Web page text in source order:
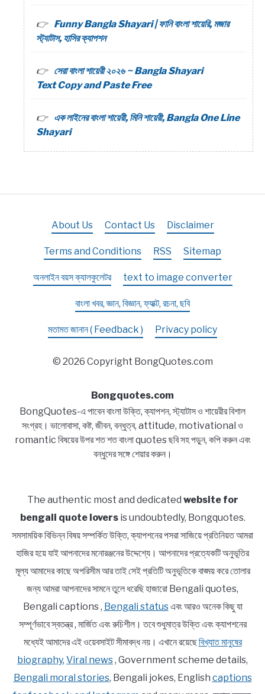
Funny Bangla Shayari | ফানি বাংলা শায়েরি, মজার
স্ট্যাটাস, হাসির ক্যাপশন
সেরা বাংলা শায়েরী ২০২৬ ~ Bangla Shayari
Text Copy and Paste Free
এক লাইনের বাংলা শায়েরী, মিনি শায়েরী, Bangla One Line
Shayari
About Us Contact Us Disclaimer
Terms and Conditions RSS Sitemap
অনলাইন বয়স ক্যালকুলেটর text to image converter
বাংলা খবর, জ্ঞান, বিজ্ঞান, ফ্যাক্ট, রচনা, ছবি
মতামত জানান ( Feedback ) Privacy policy
© 2026 Copyright BongQuotes.com
Bongquotes.com
BongQuotes-এ পাবেন বাংলা উক্তি, ক্যাপশন, স্ট্যাটাস ও শায়েরীর বিশাল
সংগ্রহ। ভালোবাসা, কষ্ট, জীবন, বন্ধুত্ব, attitude, motivational ও
romantic বিষয়ের উপর শত শত বাংলা quotes ছবি সহ পড়ুন, কপি করুন এবং
বন্ধুদের সঙ্গে শেয়ার করুন।
The authentic most and dedicated website for
bengali quote loversis undoubtedly, Bongquotes.
সমসাময়িক বিভিন্ন বিষয় সম্পর্কিত উক্তি, ক্যাপশনের পসরা সাজিয়ে প্রতিনিয়ত আমরা
হাজির হয়ে যাই আপনাদের মনোরঞ্জনের উদ্দেশ্যে। আপনাদের প্রত্যেকটি অনুভূতির
মূল্য আমাদের কাছে অপরিসীম আর তাই সেই প্রতিটি অনুভূতিকে বাঙ্ময় করে তোলার
জন্য আমরা আপনাদের সামনে তুলে ধরেছি হাজারো Bengali quotes,
Bengali captions , Bengali statusএবং আরও অনেক কিছু যা
সম্পূর্ণভাবে স্বতন্ত্র , মার্জিত এবং রুচিশীল। তবে শুধুমাত্র উক্তি এবং ক্যাপশনের
মধ্যেই আমাদের এই ওয়েবসাইট সীমাবদ্ধ নয়। এখানে রয়েছেবিখ্যাত মানুষের
biography, Viral news, Government scheme details,
Bengali moral stories, Bengali jokes, English captions